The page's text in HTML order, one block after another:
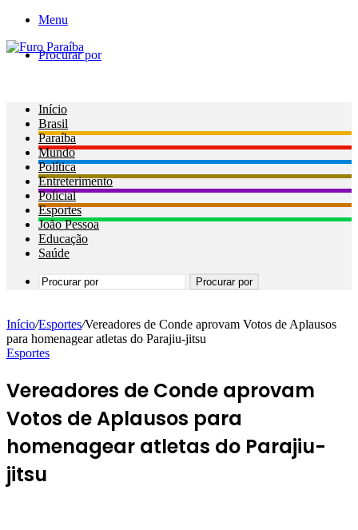
Menu
Procurar por
Início
Brasil
Paraíba
Mundo
Política
Entreterimento
Policial
Esportes
João Pessoa
Educação
Saúde
Procurar por
Início/Esportes/Vereadores de Conde aprovam Votos de Aplausos
para homenagear atletas do Parajiu-jitsu
Esportes
Vereadores de Conde aprovam
Votos de Aplausos para
homenagear atletas do Parajiu-
jitsu